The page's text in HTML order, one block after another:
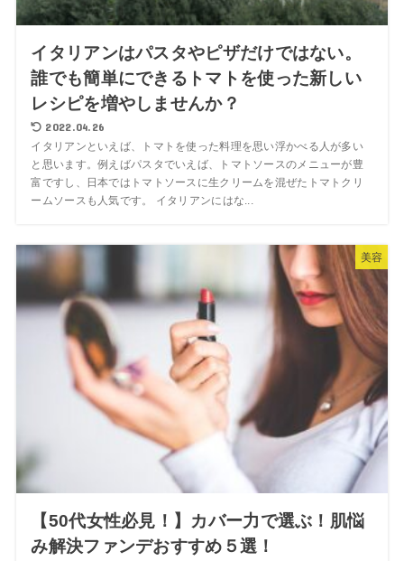
イタリアンはパスタやピザだけではない。
誰でも簡単にできるトマトを使った新しい
レシピを増やしませんか？
2022.04.26
イタリアンといえば、トマトを使った料理を思い浮かべる人が多い
と思います。例えばパスタでいえば、トマトソースのメニューが豊
富ですし、日本ではトマトソースに生クリームを混ぜたトマトクリ
ームソースも人気です。 イタリアンにはな...
美容
【50代女性必見！】カバー力で選ぶ！肌悩
み解決ファンデおすすめ５選！